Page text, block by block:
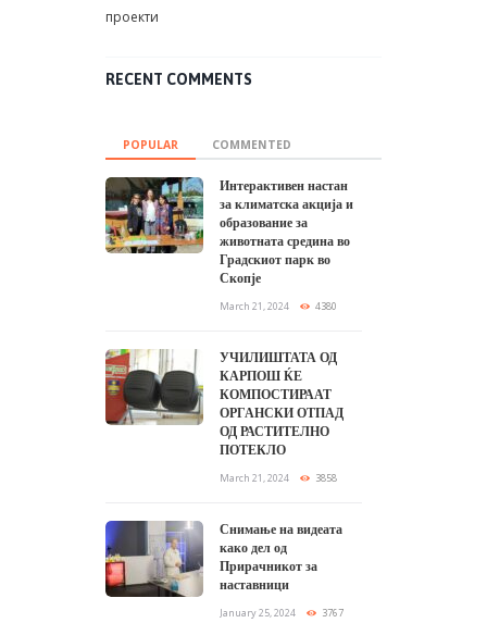
проекти
RECENT COMMENTS
POPULAR COMMENTED
Интерактивен настан
за климатска акција и
образование за
животната средина во
Градскиот парк во
Скопје
March 21, 2024 4380
УЧИЛИШТАТА ОД
КАРПОШ ЌЕ
КОМПОСТИРААТ
ОРГАНСКИ ОТПАД
ОД РАСТИТЕЛНО
ПОТЕКЛО
March 21, 2024 3858
Снимање на видеата
како дел од
Прирачникот за
наставници
January 25, 2024 3767